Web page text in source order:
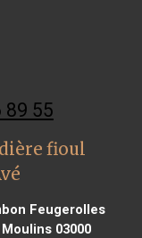
89 55
fioul
Feugerolles
03000